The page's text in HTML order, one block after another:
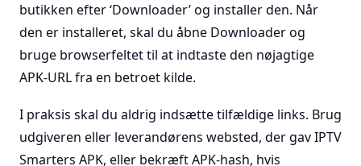
butikken efter ‘Downloader’ og installer den. Når
den er installeret, skal du åbne Downloader og
bruge browserfeltet til at indtaste den nøjagtige
APK-URL fra en betroet kilde.
I praksis skal du aldrig indsætte tilfældige links. Brug
udgiveren eller leverandørens websted, der gav IPTV
Smarters APK, eller bekræft APK-hash, hvis